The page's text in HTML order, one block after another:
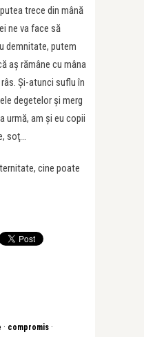
trece din mână
ne va face să
demnitate, putem
aş rămâne cu mâna
Şi-atunci suflu în
degetelor şi merg
urmă, am şi eu copii
soţ…
cine poate
· compromis ·